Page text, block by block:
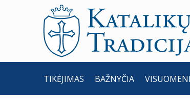
TIKĖJIMAS BAŽNYČIA